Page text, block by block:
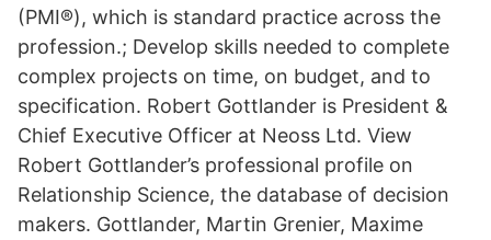
(PMI®), which is standard practice across the
profession.; Develop skills needed to complete
complex projects on time, on budget, and to
specification. Robert Gottlander is President &
Chief Executive Officer at Neoss Ltd. View
Robert Gottlander’s professional profile on
Relationship Science, the database of decision
makers. Gottlander, Martin Grenier, Maxime